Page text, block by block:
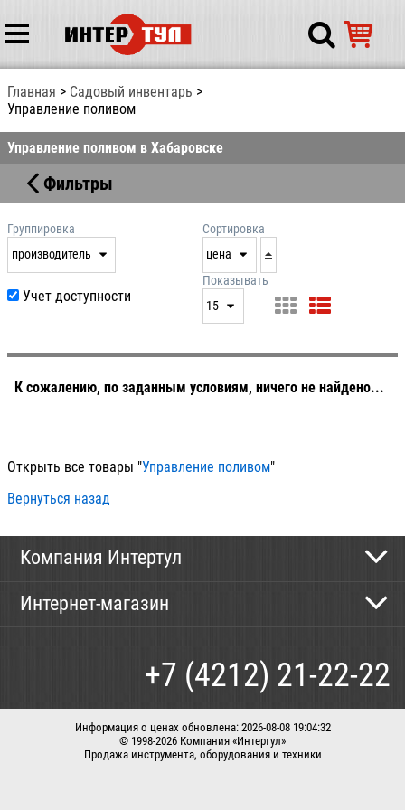
Главная
Садовый инвентарь
Управление поливом
Управление поливом в Хабаровске
Фильтры
Группировка
производитель
производитель
Сортировка
цена
дата
цена
артикул
Учет доступности
Показывать
15
25
50
К сожалению, по заданным условиям, ничего не найдено...
Открыть все товары "Управление поливом"
Вернуться назад
Компания Интертул
Новости
Интернет-магазин
Доставка
+7 (4212) 21-22-22
Информация о ценах обновлена: 2026-08-08 19:04:32
© 1998-2026 Компания «Интертул»
Продажа инструмента, оборудования и техники